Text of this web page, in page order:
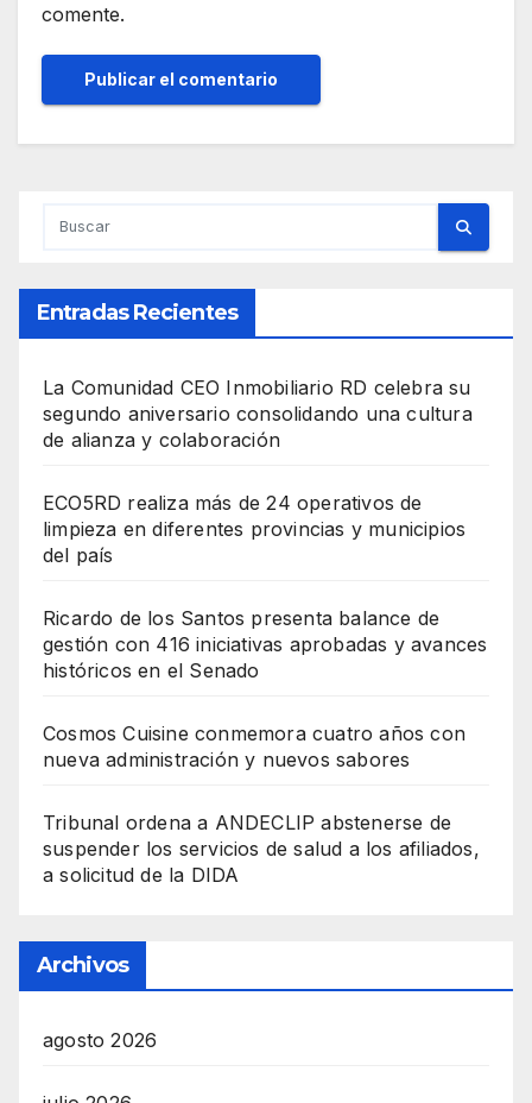
comente.
Entradas Recientes
La Comunidad CEO Inmobiliario RD celebra su
segundo aniversario consolidando una cultura
de alianza y colaboración
ECO5RD realiza más de 24 operativos de
limpieza en diferentes provincias y municipios
del país
Ricardo de los Santos presenta balance de
gestión con 416 iniciativas aprobadas y avances
históricos en el Senado
Cosmos Cuisine conmemora cuatro años con
nueva administración y nuevos sabores
Tribunal ordena a ANDECLIP abstenerse de
suspender los servicios de salud a los afiliados,
a solicitud de la DIDA
Archivos
agosto 2026